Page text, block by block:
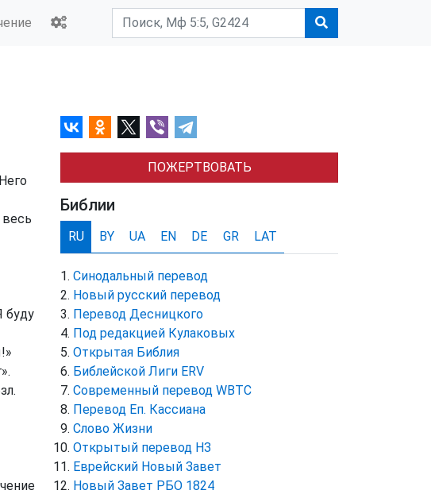
буду
ПОЖЕРТВОВАТЬ
Библии
RU BY UA EN DE GR LAT
Синодальный перевод
Новый русский перевод
Перевод Десницкого
Под редакцией Кулаковых
Открытая Библия
Библейской Лиги ERV
Cовременный перевод WBTC
Перевод Еп. Кассиана
Слово Жизни
Открытый перевод НЗ
Еврейский Новый Завет
Новый Завет РБО 1824